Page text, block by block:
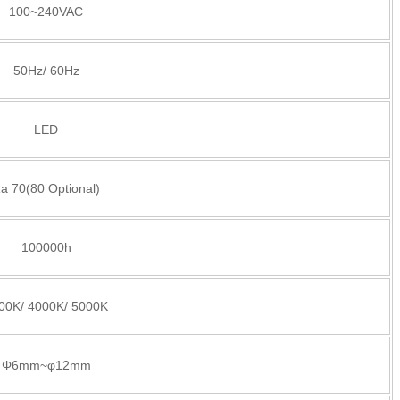
100~240VAC
50Hz/ 60Hz
LED
70(80 Optional)
100000h
4000K/ 5000K
Φ6mm~φ12mm